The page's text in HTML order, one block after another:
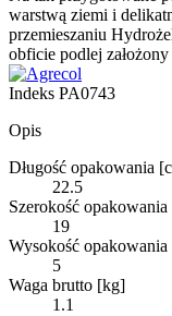
warstwą ziemi i
przemieszaniu
obficie podlej
Indeks PA0743
Opis
Długość opakowania
22.5
Szerokość
19
Wysokość
5
Waga brutto [kg]
1.1